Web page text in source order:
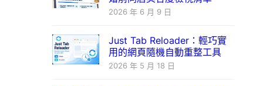
2026 年 6 月 9 日
Just Tab Reloader：輕巧實
用的網頁隨機自動重整工具
2026 年 5 月 18 日